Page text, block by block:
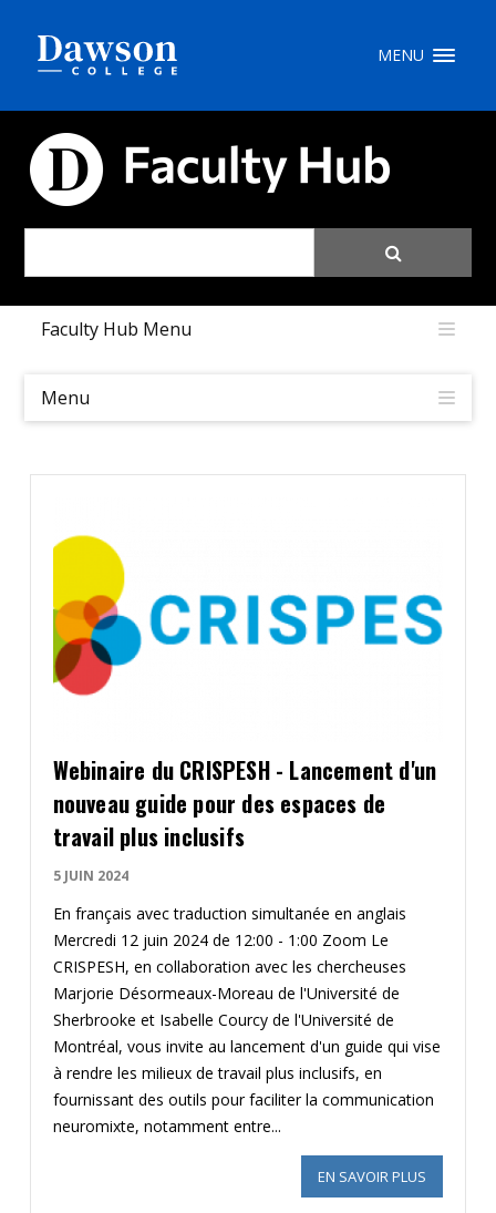
MENU
Faculty Hub Menu
Menu
Webinaire du CRISPESH - Lancement d'un
nouveau guide pour des espaces de
travail plus inclusifs
5 JUIN 2024
En français avec traduction simultanée en anglais
Mercredi 12 juin 2024 de 12:00 - 1:00 Zoom Le
CRISPESH, en collaboration avec les chercheuses
Marjorie Désormeaux-Moreau de l'Université de
Sherbrooke et Isabelle Courcy de l'Université de
Montréal, vous invite au lancement d'un guide qui vise
à rendre les milieux de travail plus inclusifs, en
fournissant des outils pour faciliter la communication
neuromixte, notamment entre...
EN SAVOIR PLUS
portail My Dawson///
Carrières
Liens rapides
Outils
Qui vous êtes